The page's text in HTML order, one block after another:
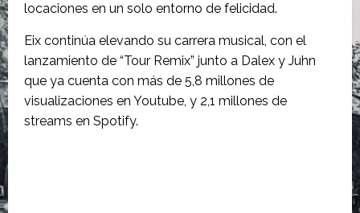
locaciones en un solo entorno de felicidad.
Eix continúa elevando su carrera musical, con el
lanzamiento de “Tour Remix” junto a Dalex y Juhn
que ya cuenta con más de 5,8 millones de
visualizaciones en Youtube, y 2,1 millones de
streams en Spotify.